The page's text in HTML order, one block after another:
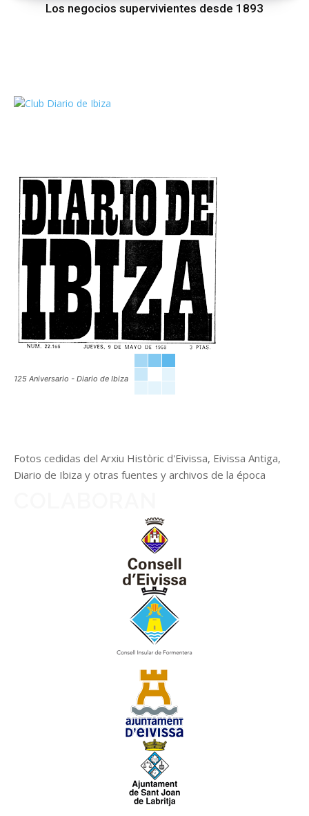
Los negocios supervivientes desde 1893
125 Aniversario - Diario de Ibiza
Fotos cedidas del Arxiu Històric d'Eivissa, Eivissa Antiga,
Diario de Ibiza y otras fuentes y archivos de la época